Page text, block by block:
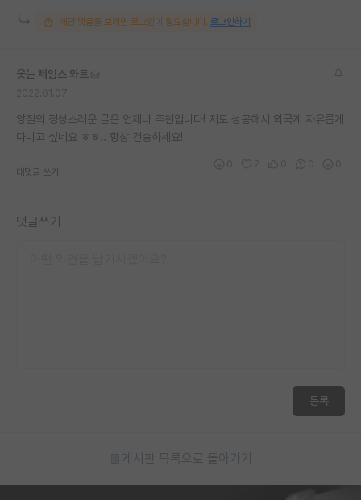
해당 댓글을 보려면 로그인이 필요합니다. 로그인하기
웃는 제임스 와트
양질의 정성스러운 글은 언제나 추천입니다! 저도 성공해서 외국계 자유롭게
다니고 싶네요 ㅎㅎ.. 항상 건승하세요!
대댓글 쓰기
댓글쓰기
등록
게시판 목록으로 돌아가기